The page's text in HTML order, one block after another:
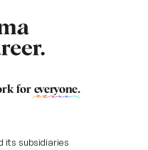
for everyone.
its subsidiaries